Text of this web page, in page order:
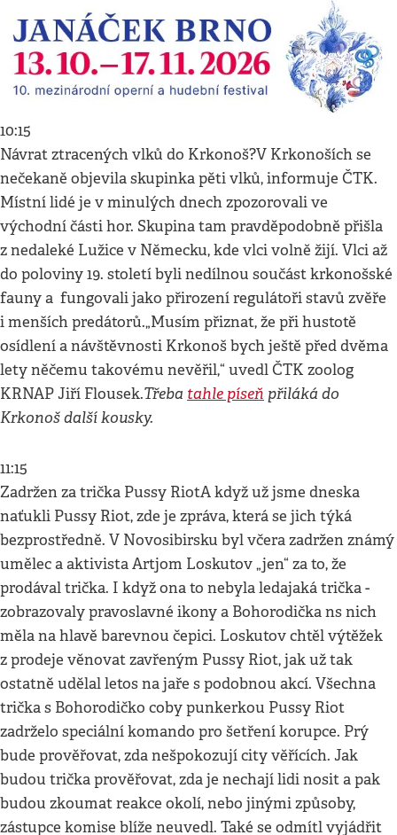
10:15
Návrat ztracených vlků do Krkonoš?V Krkonoších se
nečekaně objevila skupinka pěti vlků, informuje ČTK.
Místní lidé je v minulých dnech zpozorovali ve
východní části hor. Skupina tam pravděpodobně přišla
z nedaleké Lužice v Německu, kde vlci volně žijí. Vlci až
do poloviny 19. století byli nedílnou součást krkonošské
fauny a fungovali jako přirození regulátoři stavů zvěře
i menších predátorů.„Musím přiznat, že při hustotě
osídlení a návštěvnosti Krkonoš bych ještě před dvěma
lety něčemu takovému nevěřil,“ uvedl ČTK zoolog
KRNAP Jiří Flousek.Třeba tahle píseň přiláká do
Krkonoš další kousky.
11:15
Zadržen za trička Pussy RiotA když už jsme dneska
naťukli Pussy Riot, zde je zpráva, která se jich týká
bezprostředně. V Novosibirsku byl včera zadržen známý
umělec a aktivista Artjom Loskutov „jen“ za to, že
prodával trička. I když ona to nebyla ledajaká trička -
zobrazovaly pravoslavné ikony a Bohorodička ns nich
měla na hlavě barevnou čepici. Loskutov chtěl výtěžek
z prodeje věnovat zavřeným Pussy Riot, jak už tak
ostatně udělal letos na jaře s podobnou akcí. Všechna
trička s Bohorodičko coby punkerkou Pussy Riot
zadrželo speciální komando pro šetření korupce. Prý
bude prověřovat, zda nešpokozují city věřících. Jak
budou trička prověřovat, zda je nechají lidi nosit a pak
budou zkoumat reakce okolí, nebo jinými způsoby,
zástupce komise blíže neuvedl. Také se odmítl vyjádřit